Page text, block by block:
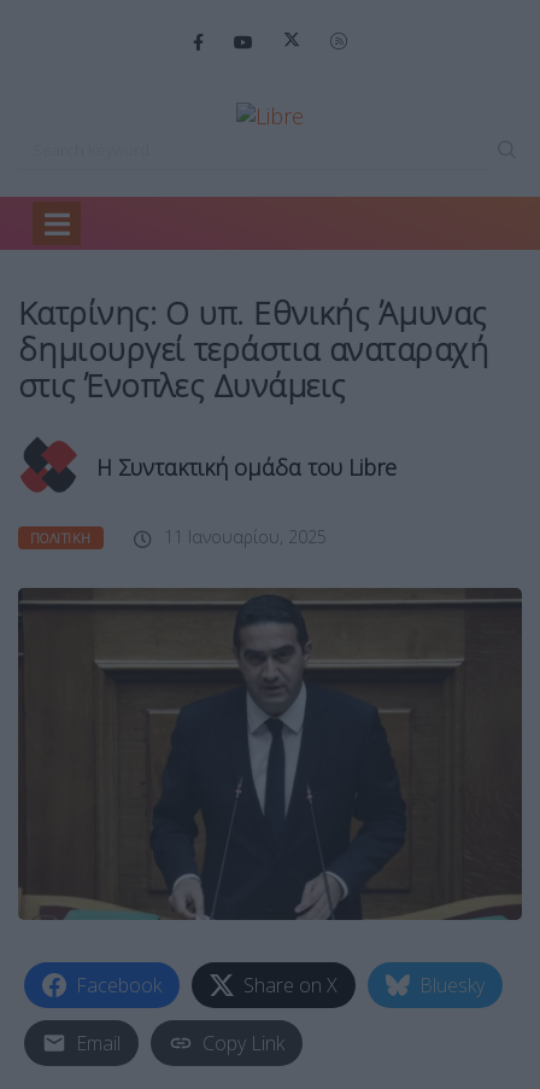
Home
Κατρίνης: Ο υπ. Εθνικής Άμυνας
δημιουργεί τεράστια αναταραχή
στις Ένοπλες Δυνάμεις
Η Συντακτική ομάδα του Libre
ΠΟΛΙΤΙΚΉ 11 Ιανουαρίου, 2025
Facebook Share on X Bluesky
Email Copy Link